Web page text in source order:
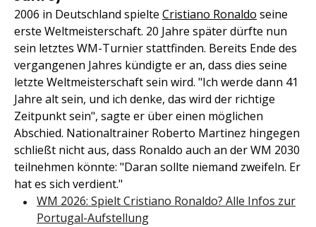
2006 in Deutschland spielte Cristiano Ronaldo seine
erste Weltmeisterschaft. 20 Jahre später dürfte nun
sein letztes WM-Turnier stattfinden. Bereits Ende des
vergangenen Jahres kündigte er an, dass dies seine
letzte Weltmeisterschaft sein wird. "Ich werde dann 41
Jahre alt sein, und ich denke, das wird der richtige
Zeitpunkt sein", sagte er über einen möglichen
Abschied. Nationaltrainer Roberto Martinez hingegen
schließt nicht aus, dass Ronaldo auch an der WM 2030
teilnehmen könnte: "Daran sollte niemand zweifeln. Er
hat es sich verdient."
WM 2026: Spielt Cristiano Ronaldo? Alle Infos zur
Portugal-Aufstellung